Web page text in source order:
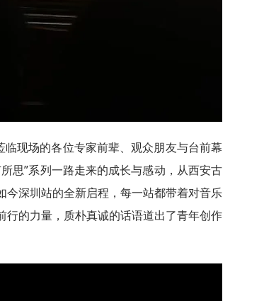
现场的各位专家前辈、观众朋友与台前幕
思”系列一路走来的成长与感动，从西安古
深圳站的全新启程，每一站都带着对音乐
的力量，质朴真诚的话语道出了青年创作